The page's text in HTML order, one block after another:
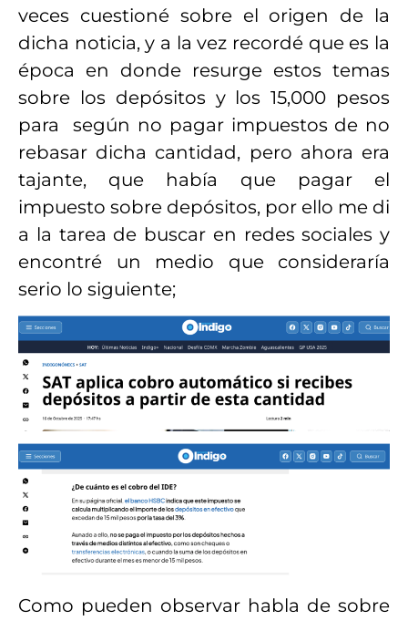
veces cuestioné sobre el origen de la
dicha noticia, y a la vez recordé que es la
época en donde resurge estos temas
sobre los depósitos y los 15,000 pesos
para según no pagar impuestos de no
rebasar dicha cantidad, pero ahora era
tajante, que había que pagar el
impuesto sobre depósitos, por ello me di
a la tarea de buscar en redes sociales y
encontré un medio que consideraría
serio lo siguiente;
Como pueden observar habla de sobre